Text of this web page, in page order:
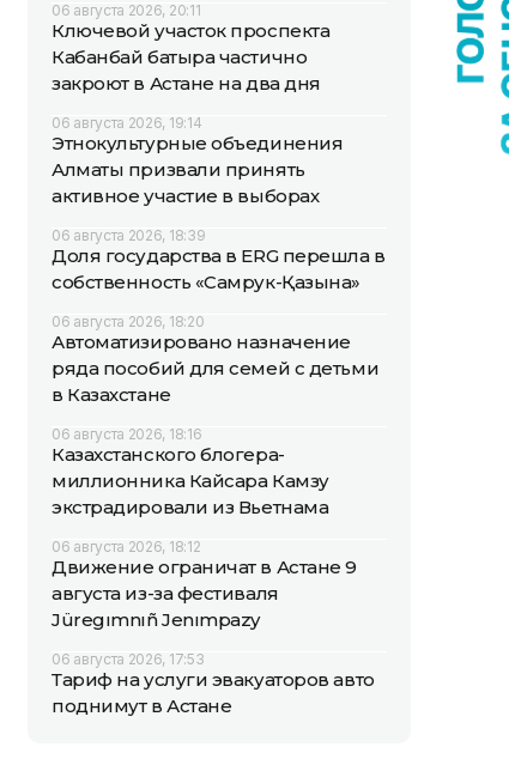
06 августа 2026, 20:11
Ключевой участок проспекта
Кабанбай батыра частично
закроют в Астане на два дня
06 августа 2026, 19:14
Этнокультурные объединения
Алматы призвали принять
активное участие в выборах
06 августа 2026, 18:39
Доля государства в ERG перешла в
собственность «Самрук-Қазына»
06 августа 2026, 18:20
Автоматизировано назначение
ряда пособий для семей с детьми
в Казахстане
06 августа 2026, 18:16
Казахстанского блогера-
миллионника Кайсара Камзу
экстрадировали из Вьетнама
06 августа 2026, 18:12
Движение ограничат в Астане 9
августа из-за фестиваля
Jüregımnıñ Jenımpazy
06 августа 2026, 17:53
Тариф на услуги эвакуаторов авто
поднимут в Астане